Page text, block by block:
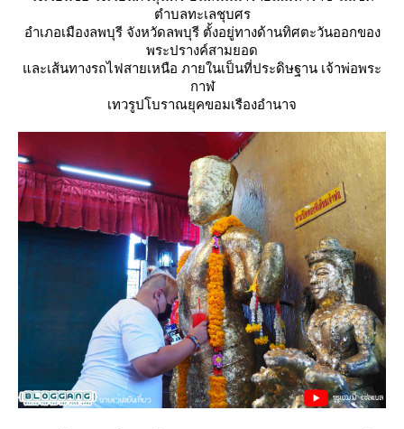
ตำบลทะเลชุบศร
อำเภอเมืองลพบุรี จังหวัดลพบุรี ตั้งอยู่ทางด้านทิศตะวันออกของ
พระปรางค์สามยอด
ละเส้นทางรถไฟสายเหนือ ภายในเป็นที่ประดิษฐาน เจ้าพ่อพระ
กาฬ
เทวรูปโบราณยุคขอมเรืองอำนาจ